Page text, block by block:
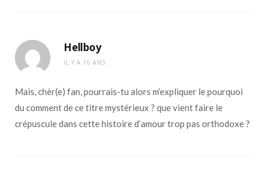
Hellboy
IL Y A 16 ANS
Mais, chèr(e) fan, pourrais-tu alors m’expliquer le pourquoi
du comment de ce titre mystérieux ? que vient faire le
crépuscule dans cette histoire d’amour trop pas orthodoxe ?